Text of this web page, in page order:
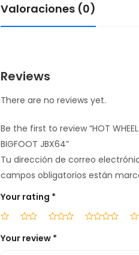
Valoraciones (0)
Reviews
There are no reviews yet.
Be the first to review “HOT
BIGFOOT JBX64”
Tu dirección de correo
campos obligatorios están
Your rating *
Your review *